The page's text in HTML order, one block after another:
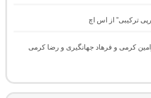
کرمی و فرهاد جهانگیری و رضا کرمی